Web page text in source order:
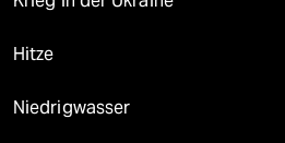
Hitze
Niedrigwasser